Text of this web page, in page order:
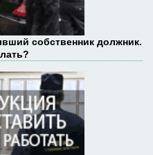
собственник должник.